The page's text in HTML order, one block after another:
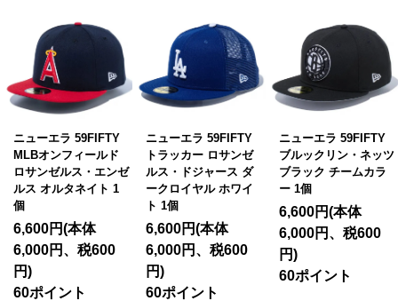
ニューエラ 59FIFTY
MLBオンフィールド
ロサンゼルス・エンゼ
ルス オルタネイト 1
個
6,600円(本体
6,000円、税600
円)
60ポイント
ニューエラ 59FIFTY
トラッカー ロサンゼ
ルス・ドジャース ダ
ークロイヤル ホワイ
ト 1個
6,600円(本体
6,000円、税600
円)
60ポイント
ニューエラ 59FIFTY
ブルックリン・ネッツ
ブラック チームカラ
ー 1個
6,600円(本体
6,000円、税600
円)
60ポイント